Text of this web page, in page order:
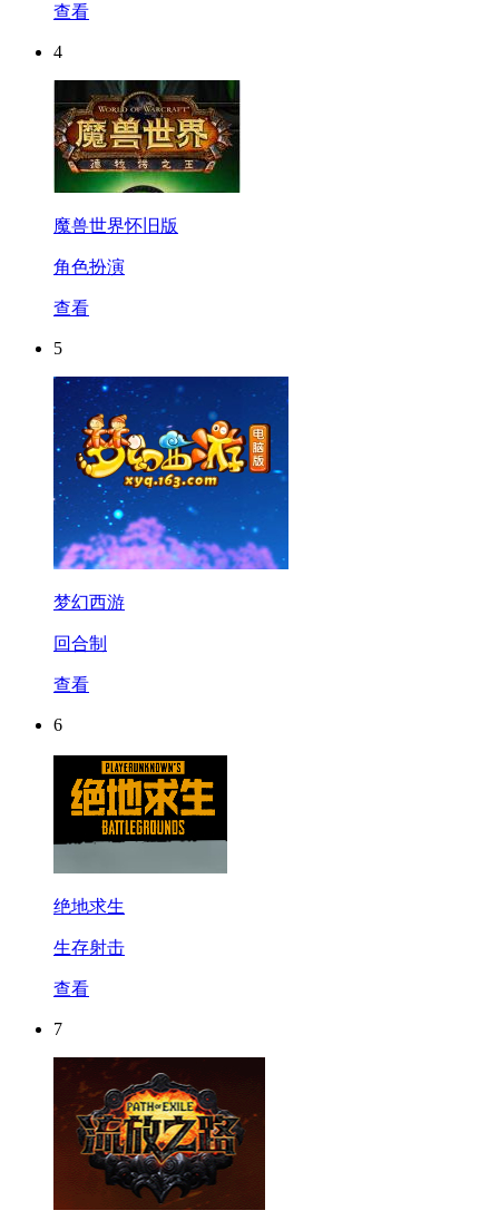
查看
4
魔兽世界怀旧版
角色扮演
查看
5
梦幻西游
回合制
查看
6
绝地求生
生存射击
查看
7